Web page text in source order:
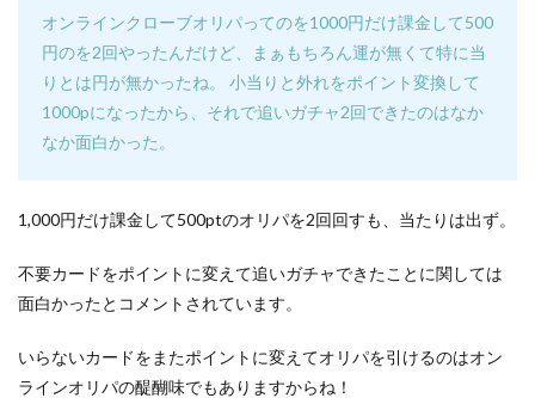
オンラインクローブオリパってのを1000円だけ課金して500
円のを2回やったんだけど、まぁもちろん運が無くて特に当
りとは円が無かったね。 小当りと外れをポイント変換して
1000pになったから、それで追いガチャ2回できたのはなか
なか面白かった。
1,000円だけ課金して500ptのオリパを2回回すも、当たりは出ず。
不要カードをポイントに変えて追いガチャできたことに関しては
面白かったとコメントされています。
いらないカードをまたポイントに変えてオリパを引けるのはオン
ラインオリパの醍醐味でもありますからね！